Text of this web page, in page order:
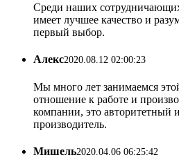
Среди наших
имеет лучшее качество и
первый выбор.
Алекс2020.08.12 02:00:23
Мы много лет занимаемся
отношение к работе и
компании, это авторитетный
производитель.
Мишель2020.04.06 06:25:42